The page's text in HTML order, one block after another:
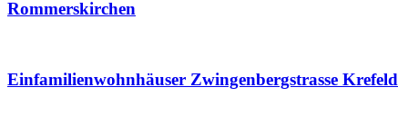
Rommerskirchen
Einfamilienwohnhäuser Zwingenbergstrasse Krefeld